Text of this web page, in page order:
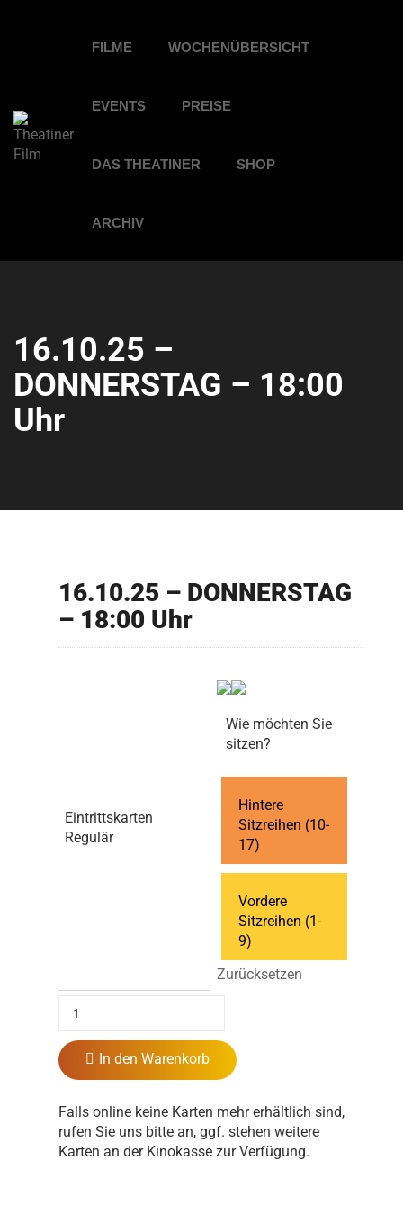
FILME WOCHENÜBERSICHT
EVENTS PREISE
DAS THEATINER SHOP
ARCHIV
16.10.25 –
DONNERSTAG – 18:00
Uhr
16.10.25 – DONNERSTAG
– 18:00 Uhr
Eintrittskarten
Regulär
Wie möchten Sie
sitzen?
Hintere
Sitzreihen (10-
17)
Vordere
Sitzreihen (1-
9)
Zurücksetzen
In den Warenkorb
Falls online keine Karten mehr erhältlich sind,
rufen Sie uns bitte an, ggf. stehen weitere
Karten an der Kinokasse zur Verfügung.